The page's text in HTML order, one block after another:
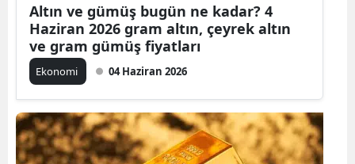
Altın ve gümüş bugün ne kadar? 4
Haziran 2026 gram altın, çeyrek altın
ve gram gümüş fiyatları
Ekonomi 04 Haziran 2026